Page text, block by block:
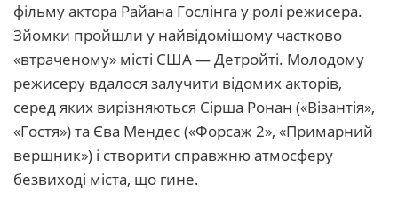
фільму актора Райана Гослінга у ролі режисера.
Зйомки пройшли у найвідомішому частково
«втраченому» місті США — Детройті. Молодому
режисеру вдалося залучити відомих акторів,
серед яких вирізняються Сірша Ронан («Візантія»,
«Гостя») та Єва Мендес («Форсаж 2», «Примарний
вершник») і створити справжню атмосферу
безвиході міста, що гине.